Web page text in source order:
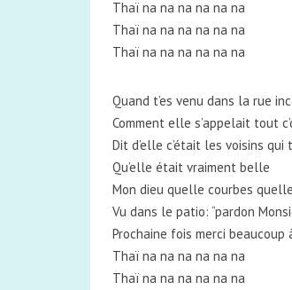
Thaï na na na na na na
Thaï na na na na na na
Thaï na na na na na na
Quand t’es venu dans la rue
Comment elle s’appelait tout
Dit d’elle c’était les voisins qui
Qu’elle était vraiment belle
Mon dieu quelle courbes
Vu dans le patio: “pardon
Prochaine fois merci beaucoup
Thaï na na na na na na
Thaï na na na na na na